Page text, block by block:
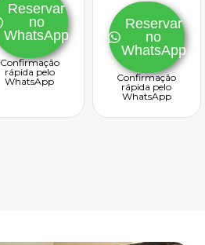
Reservar
no
WhatsApp
Confirmação
rápida pelo
WhatsApp
Reservar
no
WhatsApp
Confirmação
rápida pelo
WhatsApp